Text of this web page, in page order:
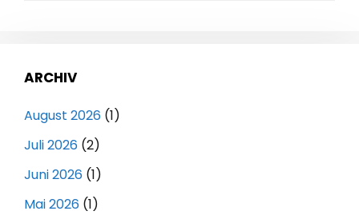
ARCHIV
August 2026 (1)
Juli 2026 (2)
Juni 2026 (1)
Mai 2026 (1)